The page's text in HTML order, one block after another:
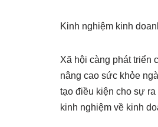
Kinh nghiệm kinh
Xã hội càng phát triển
nâng cao sức khỏe
tạo điều kiện cho sự
kinh nghiệm về kinh